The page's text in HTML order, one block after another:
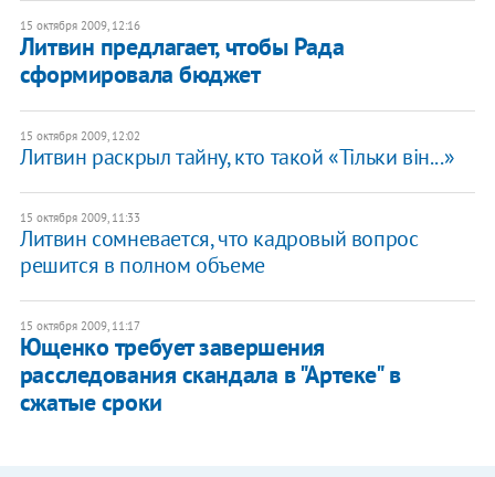
15 октября 2009, 12:16
Литвин предлагает, чтобы Рада
сформировала бюджет
15 октября 2009, 12:02
Литвин раскрыл тайну, кто такой «Тільки він...»
15 октября 2009, 11:33
Литвин сомневается, что кадровый вопрос
решится в полном объеме
15 октября 2009, 11:17
Ющенко требует завершения
расследования скандала в "Артеке" в
сжатые сроки